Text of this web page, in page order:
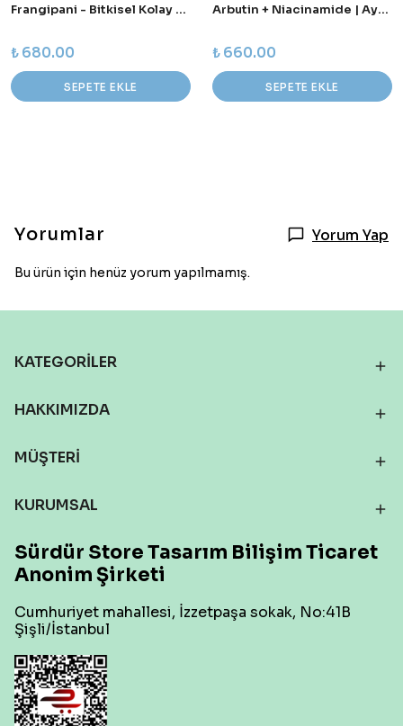
Frangipani - Bitkisel Kolay Tarama Sağlayan Keratin Sütü - 100 ml
₺ 680.00
SEPETE EKLE
Arbutin + Niacinamide | Aydınlatıcı Leke Kremi 50 g - Tüm Cilt Tipleri
₺ 660.00
SEPETE EKLE
Yorumlar Yorum Yap
Bu ürün için henüz yorum yapılmamış.
KATEGORİLER
HAKKIMIZDA
MÜŞTERİ
KURUMSAL
Sürdür Store Tasarım Bilişim Ticaret
Anonim Şirketi
Cumhuriyet mahallesi, İzzetpaşa sokak, No:41B
Şişli/İstanbul